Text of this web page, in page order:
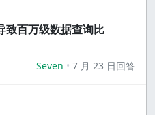
致百万级数据查询比
Seven 7 月 23 日回答